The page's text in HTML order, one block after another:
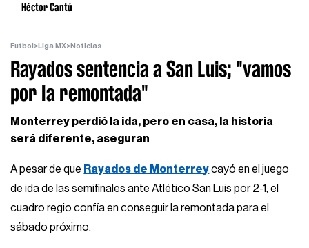
Héctor Cantú
Futbol >Liga MX>Noticias
Rayados sentencia a San Luis; "vamos
por la remontada"
Monterrey perdió la ida, pero en casa, la historia
será diferente, aseguran
A pesar de que Rayados de Monterreycayó en el juego
de ida de las semifinales ante Atlético San Luis por 2-1, el
cuadro regio confía en conseguir la remontada para el
sábado próximo.